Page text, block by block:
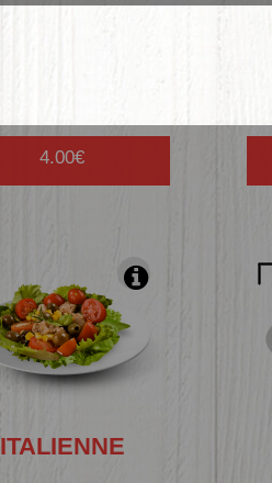
4.00€
ITALIENNE